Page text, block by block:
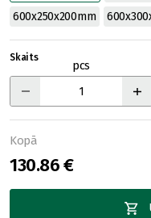
600x250x200mm
Skaits
pcs
Kopā
130.86 €